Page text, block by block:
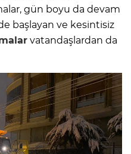
gün boyu da devam
başlayan ve kesintisiz
vatandaşlardan da